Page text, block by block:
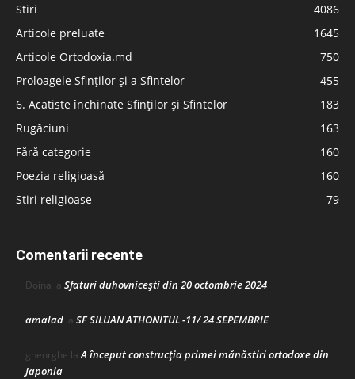
Stiri
4086
Articole preluate
1645
Articole Ortodoxia.md
750
Proloagele Sfinților și a Sfintelor
455
6. Acatiste închinate Sfinților și Sfintelor
183
Rugăciuni
163
Fără categorie
160
Poezia religioasă
160
Stiri religioase
79
Comentarii recente
Doina la Sfaturi duhovnicești din 20 octombrie 2024
amalad la SF SILUAN ATHONITUL -11/ 24 SEPEMBRIE
gheorghe laA început construcţia primei mănăstiri ortodoxe din
Japonia